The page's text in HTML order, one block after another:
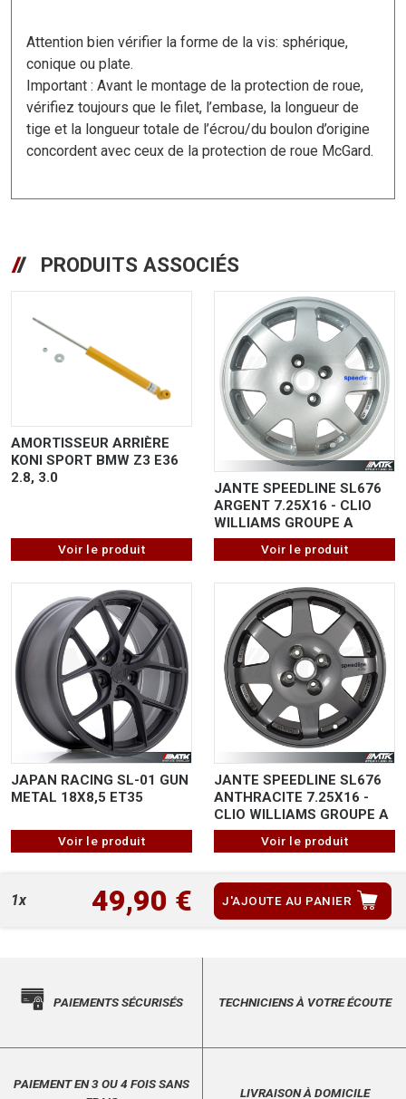
Attention bien vérifier la forme de la vis: sphérique,
conique ou plate.
Important : Avant le montage de la protection de roue,
vérifiez toujours que le filet, l’embase, la longueur de
tige et la longueur totale de l’écrou/du boulon d’origine
concordent avec ceux de la protection de roue McGard.
PRODUITS ASSOCIÉS
AMORTISSEUR ARRIÈRE
KONI SPORT BMW Z3 E36
2.8, 3.0
Voir le produit
JANTE SPEEDLINE SL676
ARGENT 7.25X16 - CLIO
WILLIAMS GROUPE A
Voir le produit
JAPAN RACING SL-01 GUN
METAL 18X8,5 ET35
Voir le produit
JANTE SPEEDLINE SL676
ANTHRACITE 7.25X16 -
CLIO WILLIAMS GROUPE A
Voir le produit
1x 49,90 € J'AJOUTE AU PANIER
PAIEMENTS SÉCURISÉS TECHNICIENS À VOTRE ÉCOUTE
PAIEMENT EN 3 OU 4 FOIS SANS
LIVRAISON À DOMICILE